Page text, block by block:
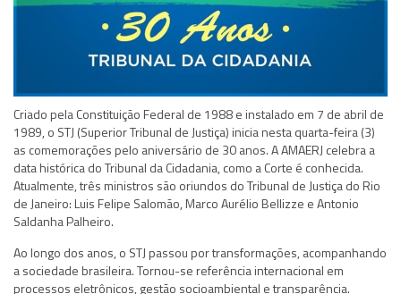
Criado pela Constituição Federal de 1988 e instalado em 7 de abril de
1989, o STJ (Superior Tribunal de Justiça) inicia nesta quarta-feira (3)
as comemorações pelo aniversário de 30 anos. A AMAERJ celebra a
data histórica do Tribunal da Cidadania, como a Corte é conhecida.
Atualmente, três ministros são oriundos do Tribunal de Justiça do Rio
de Janeiro: Luis Felipe Salomão, Marco Aurélio Bellizze e Antonio
Saldanha Palheiro.
Ao longo dos anos, o STJ passou por transformações, acompanhando
a sociedade brasileira. Tornou-se referência internacional em
processos eletrônicos, gestão socioambiental e transparência.